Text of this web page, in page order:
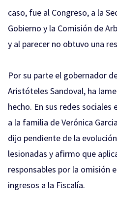
caso, fue al Congreso, a la
Gobierno y la Comisión de
y al parecer no obtuvo una
Por su parte el gobernador
Aristóteles Sandoval, ha
hecho. En sus redes
a la familia de Verónica
dijo pendiente de la
lesionadas y afirmo que
responsables por la omisión
ingresos a la Fiscalía.